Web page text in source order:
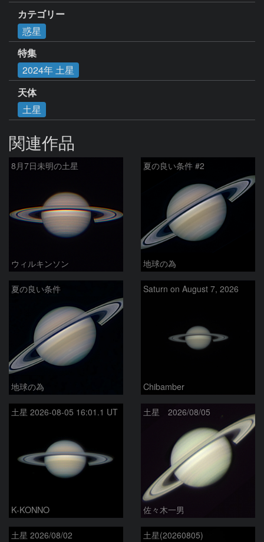
カテゴリー
惑星
特集
2024年 土星
天体
土星
関連作品
8月7日未明の土星
ウィルキンソン
夏の良い条件 #2
地球の為
夏の良い条件
地球の為
Saturn on August 7, 2026
Chibamber
土星 2026-08-05 16:01.1 UT
K-KONNO
土星 2026/08/05
佐々木一男
土星 2026/08/02 土星(20260805)